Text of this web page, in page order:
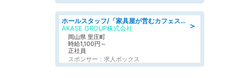
＞
ホールスタッフ/「家具屋が営むカフェスタッフ!」週2日～OK!嬉しいまかない付き/岡山県/浅口郡里庄町
AKASE GROUP株式会社
岡山県 里庄町
時給1,100円～
正社員
スポンサー：求人ボックス